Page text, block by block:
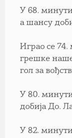
У 68.
а шансу
Играо се
грешке
гол за
У 80.
добија До.
У 82.